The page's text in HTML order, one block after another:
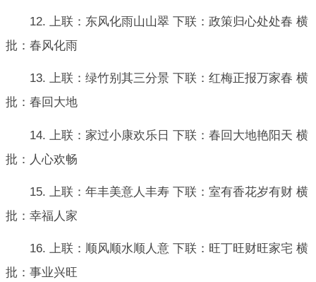
12. 上联：东风化雨山山翠 下联：政策归心处处春 横
批：春风化雨
13. 上联：绿竹别其三分景 下联：红梅正报万家春 横
批：春回大地
14. 上联：家过小康欢乐日 下联：春回大地艳阳天 横
批：人心欢畅
15. 上联：年丰美意人丰寿 下联：室有香花岁有财 横
批：幸福人家
16. 上联：顺风顺水顺人意 下联：旺丁旺财旺家宅 横
批：事业兴旺